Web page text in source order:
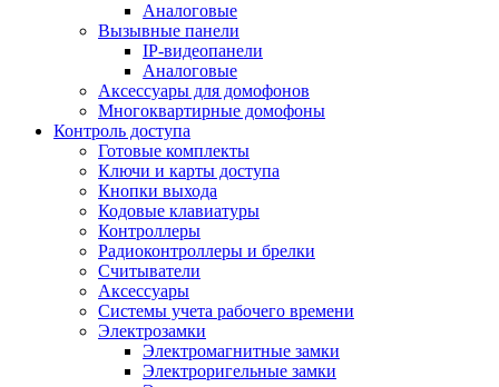
Аналоговые
Вызывные панели
IP-видеопанели
Аналоговые
Аксессуары для домофонов
Многоквартирные домофоны
Контроль доступа
Готовые комплекты
Ключи и карты доступа
Кнопки выхода
Кодовые клавиатуры
Контроллеры
Радиоконтроллеры и брелки
Считыватели
Аксессуары
Системы учета рабочего времени
Электрозамки
Электромагнитные замки
Электроригельные замки